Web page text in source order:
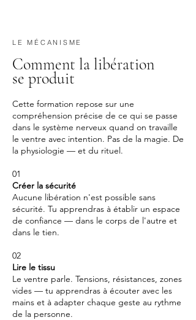
LE MÉCANISME
Comment la libération
se produit
Cette formation repose sur une
compréhension précise de ce qui se passe
dans le système nerveux quand on travaille
le ventre avec intention. Pas de la magie. De
la physiologie — et du rituel.
01
Créer la sécurité
Aucune libération n'est possible sans
sécurité. Tu apprendras à établir un espace
de confiance — dans le corps de l'autre et
dans le tien.
02
Lire le tissu
Le ventre parle. Tensions, résistances, zones
vides — tu apprendras à écouter avec les
mains et à adapter chaque geste au rythme
de la personne.